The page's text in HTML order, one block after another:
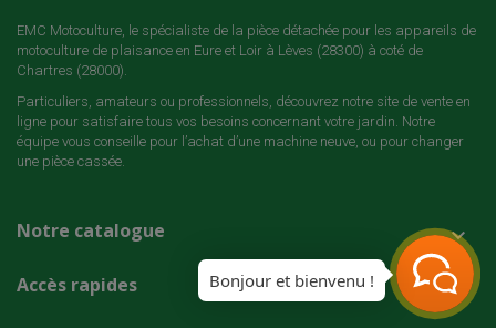
EMC Motoculture, le spécialiste de la pièce détachée pour les appareils de
motoculture de plaisance en Eure et Loir à Lèves (28300) à coté de
Chartres (28000).
Particuliers, amateurs ou professionnels, découvrez notre site de vente en
ligne pour satisfaire tous vos besoins concernant votre jardin. Notre
équipe vous conseille pour l’achat d’une machine neuve, ou pour changer
une pièce cassée.
Notre catalogue 
Accès rapides 
Bonjour et bienvenu !